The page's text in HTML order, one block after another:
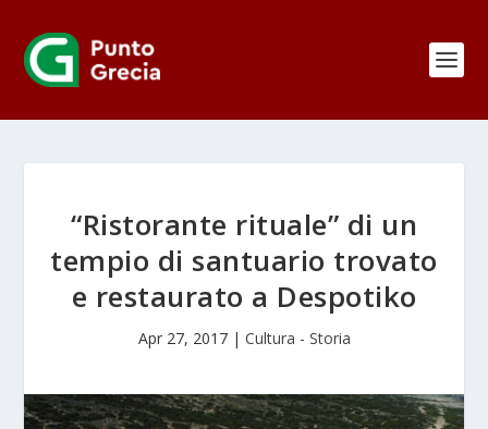
“Ristorante rituale” di un
tempio di santuario trovato
e restaurato a Despotiko
Apr 27, 2017| Cultura - Storia